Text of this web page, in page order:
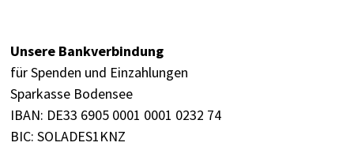
Unsere Bankverbindung
für Spenden und Einzahlungen
Sparkasse Bodensee
IBAN: DE33 6905 0001 0001 0232 74
BIC: SOLADES1KNZ